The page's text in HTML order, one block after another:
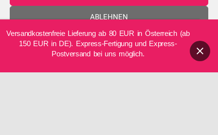
ABLEHNEN
EINSTELLUNGEN ANZEIGEN
Datenschutzerklärung
:
Montag 08:30–13:00 Uhr
Dienstag 08:30–13:00 Uhr
15:00–20:00 Uhr
Donnerstag 08:30–20:00 Uhr
Versandkostenfreie Lieferung ab 80 EUR in Österreich (ab
150 EUR in DE). Express-Fertigung und Express-
Postversand bei uns möglich.